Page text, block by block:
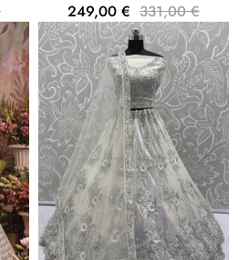
249,00 € 331,00 €